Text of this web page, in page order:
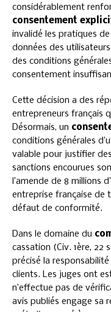
considérablement
consentement
invalidé les pratiques
données des
des conditions
consentement
Cette décision a des
entrepreneurs français
Désormais, un
conditions générales
valable pour justifier
sanctions encourues
l’amende de 8 millions
entreprise française de
défaut de conformité.
Dans le domaine du
cassation (Civ. 1ère, 22
précisé la
clients. Les juges ont
n’effectue pas de
avis publiés engage sa